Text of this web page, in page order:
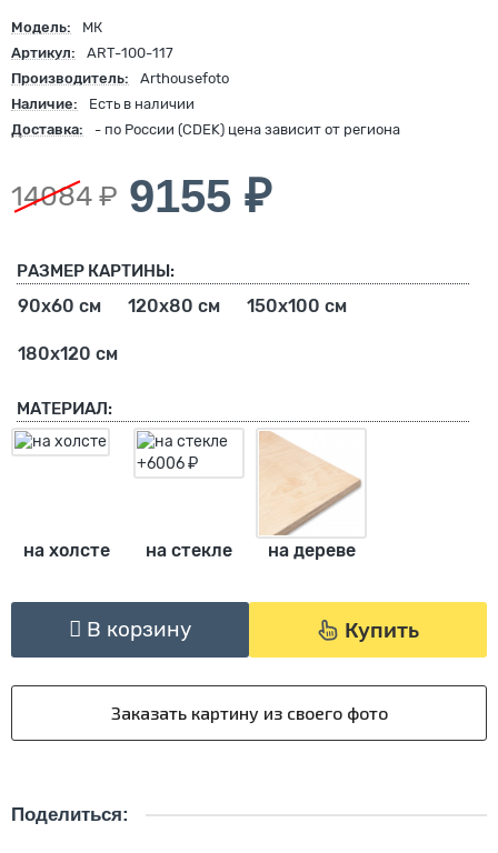
Модель:
МК
Артикул:
ART-100-117
Производитель:
Arthousefoto
Наличие:
Есть в наличии
Доставка:
- по России (CDEK) цена зависит от региона
14084 ₽ 9155 ₽
РАЗМЕР КАРТИНЫ:
90х60 см 120х80 см 150х100 см
180х120 см
МАТЕРИАЛ:
на холсте на стекле на дереве
В корзину Купить
Поделиться: